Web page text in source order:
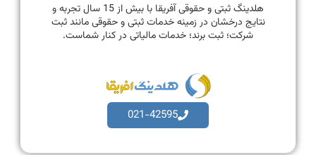
هلدینگ ثبتی و حقوقی آفریقا با بیش از 15 سال تجربه و
نتایج درخشان در زمینه خدمات ثبتی و حقوقی مانند ثبت
شرکت؛ ثبت برند؛ خدمات مالیاتی در کنار شماست.
021-42595